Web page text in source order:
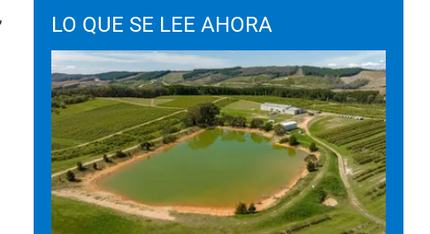
,
LO QUE SE LEE AHORA